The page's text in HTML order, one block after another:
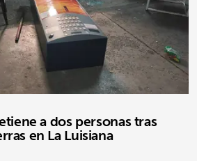
a dos personas tras
en La Luisiana